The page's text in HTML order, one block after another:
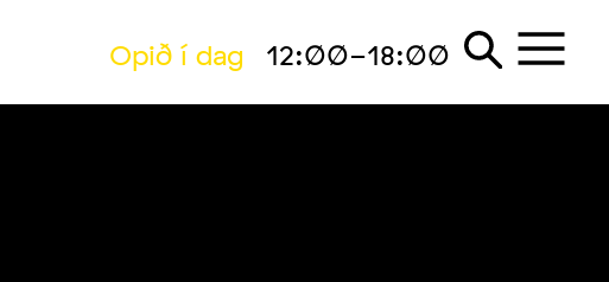
Opið í dag 12:00-18:00